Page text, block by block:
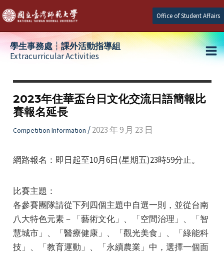
Skip
to
content
Office of Student Affairs
學生事務處┆課外活動指導組
Extracurricular Activities
2023年住華盃台日文化交流日語簡報比
賽報名延長
Competition Information /2023 年 9 月 23 日
網路報名：即日起至10月6日(星期五)23時59分止。
比賽主題：
各參賽團隊請從下列四個主題中自選一則，並從台南
八大特色元素－「藝術文化」、「空間治理」、「智
慧城市」、「醫療健康」、「觀光美食」、「綠能科
技」、「教育運動」、「永續農業」中，選擇一個面